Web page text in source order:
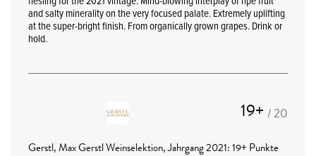
and salty minerality on the very focused palate. Extremely uplifting
at the super-bright finish. From organically grown grapes. Drink or
hold.
19+ / 20
Gerstl, Max Gerstl Weinselektion, Jahrgang 2021: 19+ Punkte